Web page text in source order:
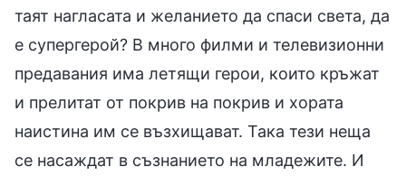
таят нагласата и желанието да спаси света, да
е супергерой? В много филми и телевизионни
предавания има летящи герои, които кръжат
и прелитат от покрив на покрив и хората
наистина им се възхищават. Така тези неща
се насаждат в съзнанието на младежите. И